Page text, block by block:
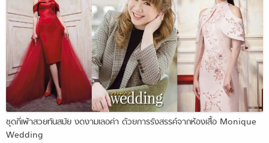
ชุดกี่เพ้าสวยทันสมัย งดงามเลอค่า ด้วยการรังสรรค์จากห้องเสื้อ Monique
Wedding